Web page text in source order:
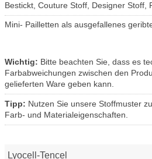
Bestickt, Couture Stoff, Designer Stoff,
Mini- Pailletten als ausgefallenes
Wichtig: Bitte beachten Sie, dass es
Farbabweichungen zwischen den
gelieferten Ware geben kann.
Tipp: Nutzen Sie unsere Stoffmuster
Farb- und Materialeigenschaften.
Lyocell-Tencel